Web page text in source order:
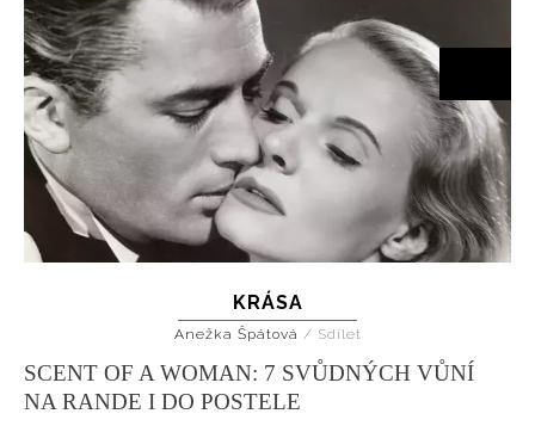
KRÁSA
Anežka Špátová / Sdílet
SCENT OF A WOMAN: 7 SVŮDNÝCH VŮNÍ
NA RANDE I DO POSTELE